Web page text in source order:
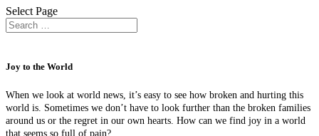
Select Page
Joy to the World
When we look at world news, it’s easy to see how broken and hurting this
world is. Sometimes we don’t have to look further than the broken families
around us or the regret in our own hearts. How can we find joy in a world
that seems so full of pain?